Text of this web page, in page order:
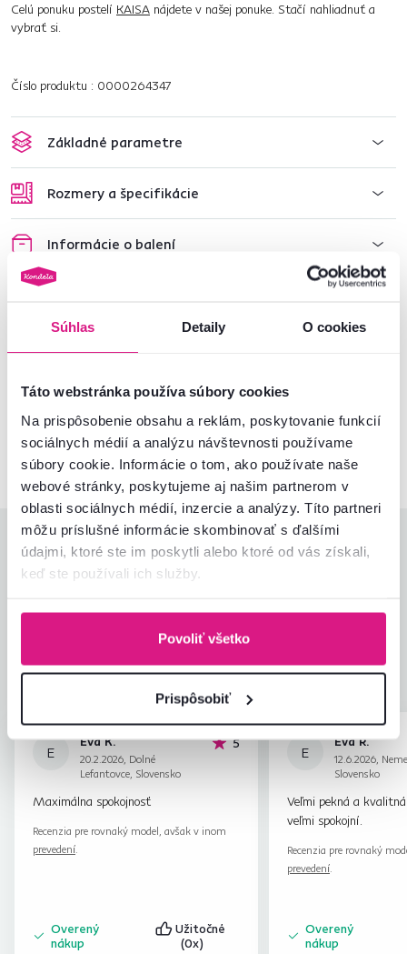
Súhlas Detaily O cookies
Táto webstránka používa súbory cookies
Na prispôsobenie obsahu a reklám, poskytovanie funkcií
sociálnych médií a analýzu návštevnosti používame
súbory cookie. Informácie o tom, ako používate naše
webové stránky, poskytujeme aj našim partnerom v
oblasti sociálnych médií, inzercie a analýzy. Títo partneri
môžu príslušné informácie skombinovať s ďalšími
údajmi, ktoré ste im poskytli alebo ktoré od vás získali,
keď ste používali ich služby.
Povoliť všetko
Prispôsobiť
Celú ponuku postelí KAISA nájdete v našej ponuke. Stačí nahliadnuť a
vybrať si.
Číslo produktu : 0000264347
Základné parametre
Rozmery a špecifikácie
Informácie o balení
Kontaktujte nás a my vám radi poradíme
02/ 40 100 100 Spustiť chat
Hodnotenia produktu
4,5
Kvalita výrobku
4,4
Zodpovedá očakávaniam
Pomer hodnoty a ceny
4,5
E
Eva K.
20.2.2026, Dolné
Lefantovce, Slovensko
5hviezdičiek
Maximálna spokojnosť
Recenzia pre rovnaký model, avšak v inom
prevedení.
Overený
nákup
Užitočné
(0x)
E
Eva R.
12.6.2026,
Slovensko
Veľmi pekná a
veľmi spokojní.
Recenzia pre rovnaký
prevedení.
Overený
nákup